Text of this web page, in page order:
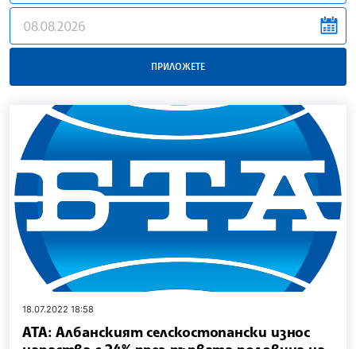
news.filter.to
ПРИЛОЖЕТЕ
18.07.2022 18:58
АТА: Албанският селскостопански износ